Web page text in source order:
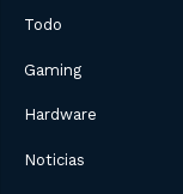
Todo
Gaming
Hardware
Noticias